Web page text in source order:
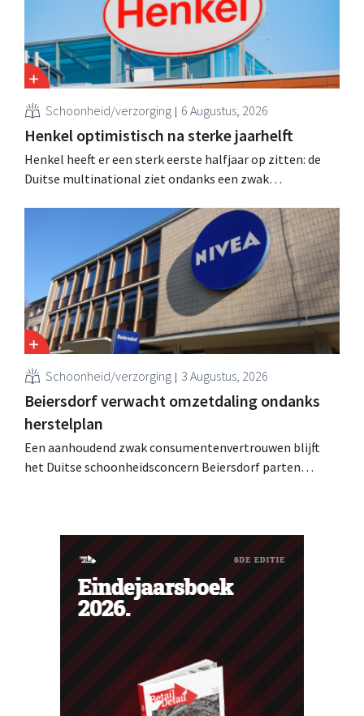
Schoonheid/verzorging 6 Augustus, 2026
Henkel optimistisch na sterke jaarhelft
Henkel heeft er een sterk eerste halfjaar op zitten: de
Duitse multinational ziet ondanks een zwak
haarverzorging en wasmiddelen en voert de
overnameactiviteiten op.
Schoonheid/verzorging 3 Augustus, 2026
Beiersdorf verwacht omzetdaling ondanks
herstelplan
Een aanhoudend zwak consumentenvertrouwen blijft
het Duitse schoonheidsconcern Beiersdorf parten